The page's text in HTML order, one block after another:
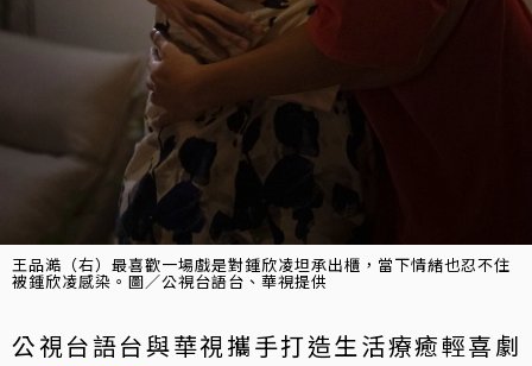
王品澔（右）最喜歡一場戲是對鍾欣凌坦承出櫃，當下情緒也忍不住
被鍾欣凌感染。圖／公視台語台、華視提供
公視台語台與華視攜手打造生活療癒輕喜劇